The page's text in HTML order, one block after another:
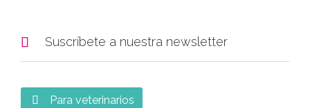
 Suscríbete a nuestra newsletter
 Para veterinarios